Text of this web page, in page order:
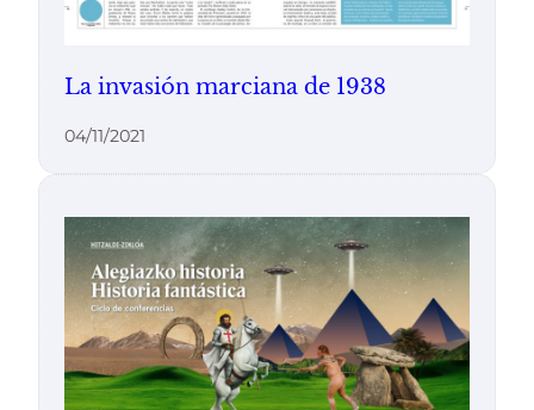
La invasión marciana de 1938
04/11/2021